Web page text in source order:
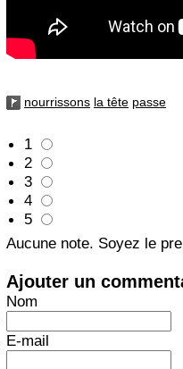
nourrissons la tête passe
1
2
3
4
5
Aucune note. Soyez le
Ajouter un
Nom
E-mail